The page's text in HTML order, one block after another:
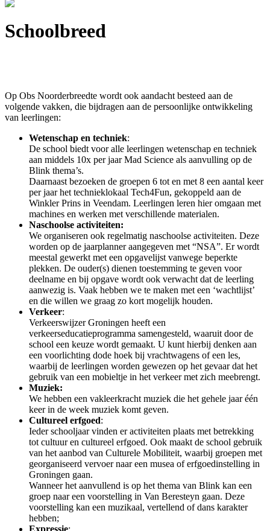
Schoolbreed
Op Obs Noorderbreedte wordt ook aandacht besteed aan de
volgende vakken, die bijdragen aan de persoonlijke ontwikkeling
van leerlingen:
Wetenschap en techniek:
De school biedt voor alle leerlingen wetenschap en techniek
aan middels 10x per jaar Mad Science als aanvulling op de
Blink thema’s.
Daarnaast bezoeken de groepen 6 tot en met 8 een aantal keer
per jaar het technieklokaal Tech4Fun, gekoppeld aan de
Winkler Prins in Veendam. Leerlingen leren hier omgaan met
machines en werken met verschillende materialen.
Naschoolse activiteiten:
We organiseren ook regelmatig naschoolse activiteiten. Deze
worden op de jaarplanner aangegeven met “NSA”. Er wordt
meestal gewerkt met een opgavelijst vanwege beperkte
plekken. De ouder(s) dienen toestemming te geven voor
deelname en bij opgave wordt ook verwacht dat de leerling
aanwezig is. Vaak hebben we te maken met een ‘wachtlijst’
en die willen we graag zo kort mogelijk houden.
Verkeer:
Verkeerswijzer Groningen heeft een
verkeerseducatieprogramma samengesteld, waaruit door de
school een keuze wordt gemaakt. U kunt hierbij denken aan
een voorlichting dode hoek bij vrachtwagens of een les,
waarbij de leerlingen worden gewezen op het gevaar dat het
gebruik van een mobieltje in het verkeer met zich meebrengt.
Muziek:
We hebben een vakleerkracht muziek die het gehele jaar één
keer in de week muziek komt geven.
Cultureel erfgoed:
Ieder schooljaar vinden er activiteiten plaats met betrekking
tot cultuur en cultureel erfgoed. Ook maakt de school gebruik
van het aanbod van Culturele Mobiliteit, waarbij groepen met
georganiseerd vervoer naar een musea of erfgoedinstelling in
Groningen gaan.
Wanneer het aanvullend is op het thema van Blink kan een
groep naar een voorstelling in Van Beresteyn gaan. Deze
voorstelling kan een muzikaal, vertellend of dans karakter
hebben;